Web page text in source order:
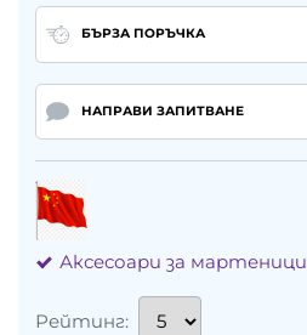
БЪРЗА ПОРЪЧКА
НАПРАВИ ЗАПИТВАНЕ
Аксесоари за мартеници
Рейтинг: